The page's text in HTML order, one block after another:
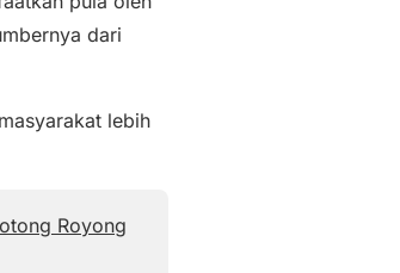
dari
lebih
Royong